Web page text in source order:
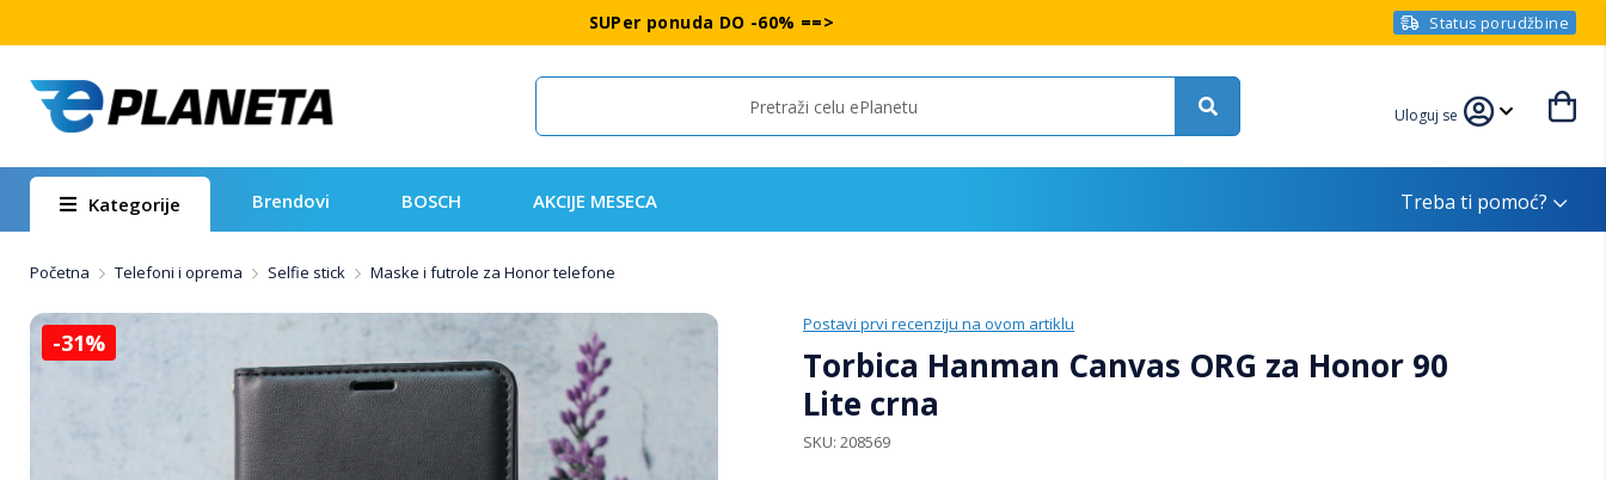
SUPer ponuda DO -60% ==> Status porudžbine
Search Uloguj se
Kategorije Brendovi BOSCH AKCIJE MESECA Treba ti pomoć?
Početna Telefoni i oprema Selfie stick Maske i futrole za Honor telefone
Postavi prvi recenziju na ovom artiklu
Torbica Hanman Canvas ORG za Honor 90
Lite crna
SKU 208569
-31%